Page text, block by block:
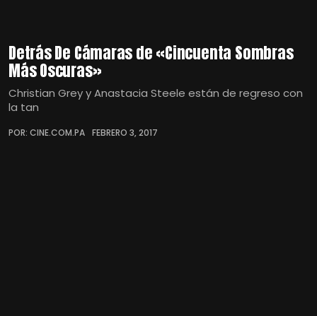
Detrás De Cámaras de «Cincuenta Sombras
Más Oscuras»
Christian Grey y Anastacia Steele están de regreso con
la tan
POR: CINE.COM.PA FEBRERO 3, 2017